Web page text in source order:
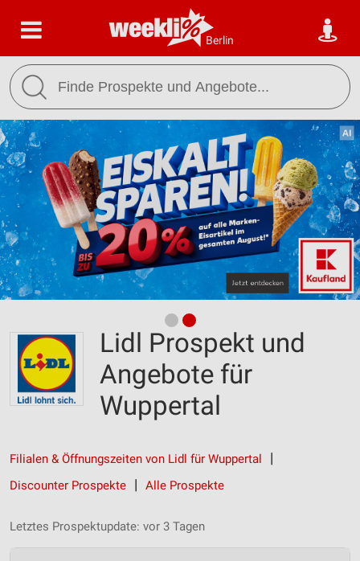
Berlin
Lidl Prospekt und
Angebote für
Wuppertal
Filialen & Öffnungszeiten von Lidl für Wuppertal
Discounter Prospekte
Alle Prospekte
Letztes Prospektupdate: vor 3 Tagen